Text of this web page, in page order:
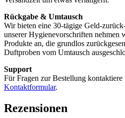
Rückgabe & Umtausch
Wir bieten eine 30-tägige Geld-
unserer Hygienevorschriften nehmen
Produkte an, die grundlos
Duftproben vom Umtausch
Support
Für Fragen zur Bestellung kontaktiere
Kontaktformular.
Rezensionen